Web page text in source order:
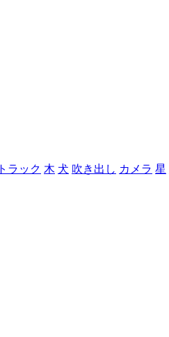
トラック 木 犬 吹き出し カメラ 星